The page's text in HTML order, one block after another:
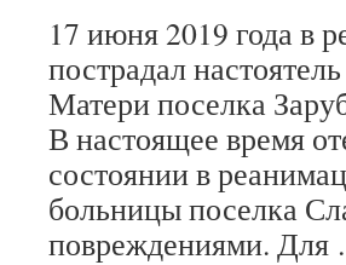
17 июня 2019 года в
пострадал
Матери поселка
В настоящее время
состоянии в
больницы поселка
повреждениями.